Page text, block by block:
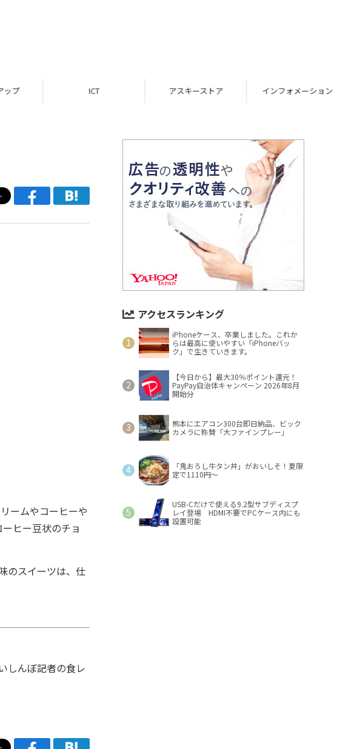
アスキーストア インフォメーション
ームやコーヒーや
ヒー豆状のチョ
のスイーツは、仕
しんぼ記者の食レ
アクセスランキング
iPhoneケース、卒業しました。これか
らは最高に使いやすい「iPhoneバッ
ク」で生きていきます。
【今日から】最大30％ポイント還元！
PayPay自治体キャンペーン 2026年8月
開始分
熊本にエアコン300台即日納品、ビック
カメラに称賛「大ファインプレー」
「鬼おろし牛タン丼」がおいしそ！夏限
定で1110円～
USB-Cだけで使える9.2型サブディスプ
レイ登場 HDMI不要でPCケース内にも
設置可能